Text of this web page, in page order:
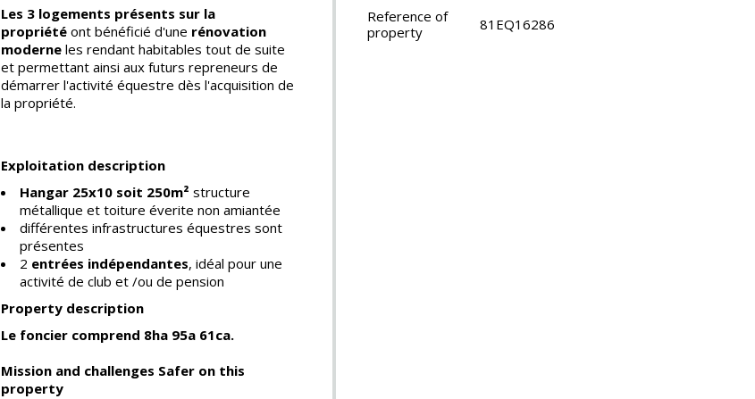
Les 3 logements présents sur la
propriété ont bénéficié d'une rénovation
moderne les rendant habitables tout de suite
et permettant ainsi aux futurs repreneurs de
démarrer l'activité équestre dès l'acquisition de
la propriété.
Exploitation description
Hangar 25x10 soit 250m² structure
métallique et toiture éverite non amiantée
différentes infrastructures équestres sont
présentes
2 entrées indépendantes, idéal pour une
activité de club et /ou de pension
Property description
Le foncier comprend 8ha 95a 61ca.
Mission and challenges Safer on this
property
Reference of
property
81EQ16286